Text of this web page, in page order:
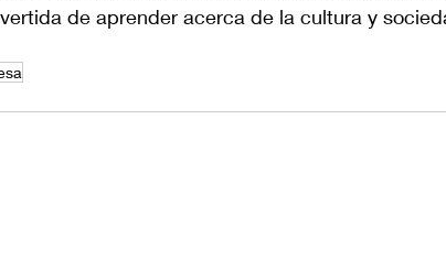
de aprender acerca de la cultura y